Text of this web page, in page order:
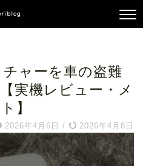
ャーを車の盗難
実機レビュー・メ
】
2026年4月6日 / 2026年4月8日